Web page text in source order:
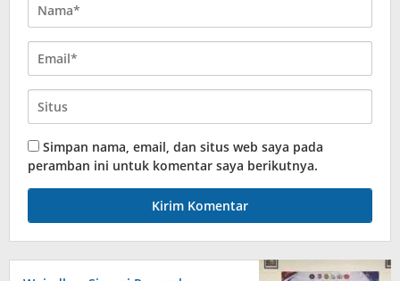
Simpan nama, email, dan situs web saya pada
peramban ini untuk komentar saya berikutnya.